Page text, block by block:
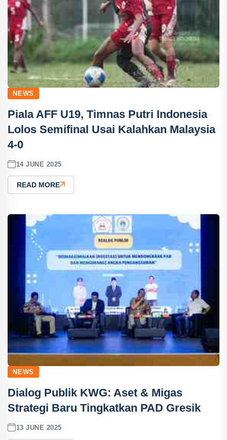
NEWS
Piala AFF U19, Timnas Putri Indonesia
Lolos Semifinal Usai Kalahkan Malaysia
4-0
14 JUNE 2025
READ MORE
NEWS
Dialog Publik KWG: Aset & Migas
Strategi Baru Tingkatkan PAD Gresik
13 JUNE 2025